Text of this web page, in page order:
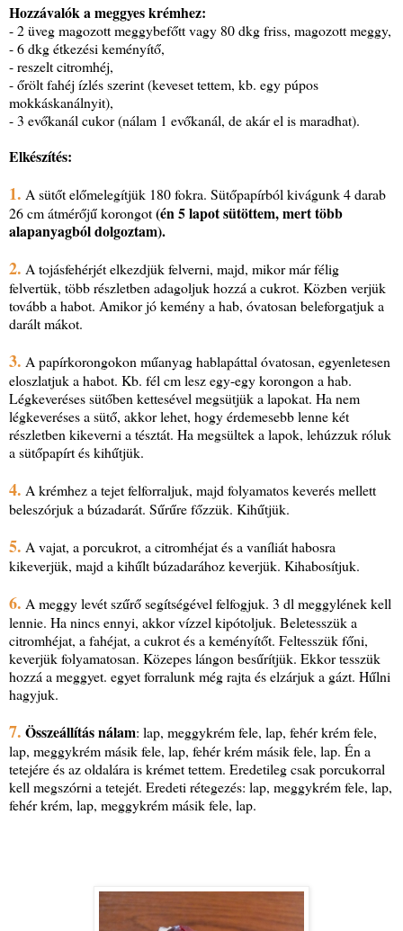
Hozzávalók a meggyes krémhez:
- 2 üveg magozott meggybefőtt vagy 80 dkg friss, magozott meggy,
- 6 dkg étkezési keményítő,
- reszelt citromhéj,
- őrölt fahéj ízlés szerint (keveset tettem, kb. egy púpos
mokkáskanálnyit),
- 3 evőkanál cukor (nálam 1 evőkanál, de akár el is maradhat).
Elkészítés:
1. A sütőt előmelegítjük 180 fokra. Sütőpapírból kivágunk 4 darab
26 cm átmérőjű korongot(én 5 lapot sütöttem, mert több
alapanyagból dolgoztam).
2. A tojásfehérjét elkezdjük felverni, majd, mikor már félig
felvertük, több részletben adagoljuk hozzá a cukrot. Közben verjük
tovább a habot. Amikor jó kemény a hab, óvatosan beleforgatjuk a
darált mákot.
3. A papírkorongokon műanyag hablapáttal óvatosan, egyenletesen
eloszlatjuk a habot. Kb. fél cm lesz egy-egy korongon a hab.
Légkeveréses sütőben kettesével megsütjük a lapokat. Ha nem
légkeveréses a sütő, akkor lehet, hogy érdemesebb lenne két
részletben kikeverni a tésztát. Ha megsültek a lapok, lehúzzuk róluk
a sütőpapírt és kihűtjük.
4. A krémhez a tejet felforraljuk, majd folyamatos keverés mellett
beleszórjuk a búzadarát. Sűrűre főzzük. Kihűtjük.
5. A vajat, a porcukrot, a citromhéjat és a vaníliát habosra
kikeverjük, majd a kihűlt búzadarához keverjük. Kihabosítjuk.
6. A meggy levét szűrő segítségével felfogjuk. 3 dl meggylének kell
lennie. Ha nincs ennyi, akkor vízzel kipótoljuk. Beletesszük a
citromhéjat, a fahéjat, a cukrot és a keményítőt. Feltesszük főni,
keverjük folyamatosan. Közepes lángon besűrítjük. Ekkor tesszük
hozzá a meggyet. egyet forralunk még rajta és elzárjuk a gázt. Hűlni
hagyjuk.
7. Összeállítás nálam: lap, meggykrém fele, lap, fehér krém fele,
lap, meggykrém másik fele, lap, fehér krém másik fele, lap. Én a
tetejére és az oldalára is krémet tettem. Eredetileg csak porcukorral
kell megszórni a tetejét. Eredeti rétegezés: lap, meggykrém fele, lap,
fehér krém, lap, meggykrém másik fele, lap.